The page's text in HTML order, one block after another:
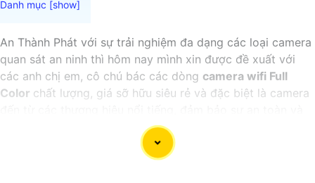
An Thành Phát với sự trải nghiệm đa dạng các loại camera
quan sát an ninh thì hôm nay mình xin được đề xuất với
các anh chị em, cô chú bác các dòng camera wifi Full
Color chất lượng, giá sỡ hữu siêu rẻ và đặc biệt là camera